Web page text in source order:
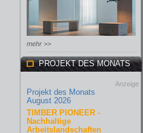
mehr >>
PROJEKT DES MONATS
Anzeige
Projekt des Monats
August 2026
TIMBER PIONEER -
Nachhaltige
Arbeitslandschaften